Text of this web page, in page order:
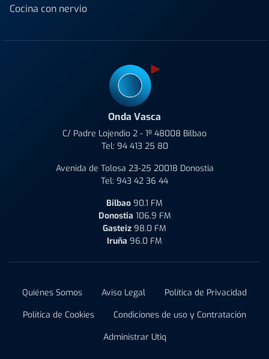
Cocina con nervio
Onda Vasca
C/ Padre Lojendio 2 - 1º 48008 Bilbao
Tel: 94 413 25 80
Avenida de Tolosa 23-25 20018 Donostia
Tel: 943 42 36 44
Bilbao 90.1 FM
Donostia 106.9 FM
Gasteiz 98.0 FM
Iruña 96.0 FM
Quiénes Somos Aviso Legal
Política de Privacidad
Política de Cookies
Condiciones de uso y Contratación
Administrar Utiq